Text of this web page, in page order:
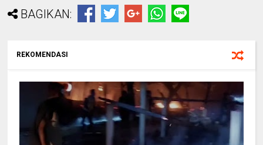
BAGIKAN:
REKOMENDASI